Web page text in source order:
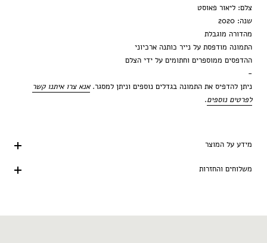
צלם: ליאור פאוסט
שנה: 2020
מהדורה מוגבלת
התמונה מודפסת על נייר כותנה ארכיוני
ההדפסים ממוספרים וחתומים על ידי הצלם
-
ניתן להדפיס את התמונה בגדלים נוספים וניתן למסגר. אנא צרו איתנו קשר
לפרטים נוספים.
מידע על המוצר
משלוחים והחזרות